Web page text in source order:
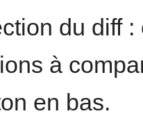
du diff
à
en bas.